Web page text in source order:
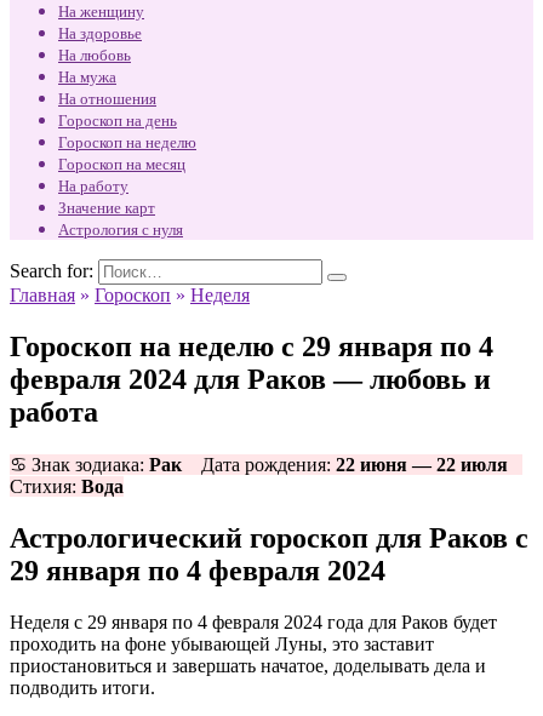
На женщину
На здоровье
На любовь
На мужа
На отношения
Гороскоп на день
Гороскоп на неделю
Гороскоп на месяц
На работу
Значение карт
Астрология с нуля
Search for:
Главная » Гороскоп » Неделя
Гороскоп на неделю с 29 января по 4
февраля 2024 для Раков — любовь и
работа
♋ Знак зодиака: Рак Дата рождения: 22 июня — 22 июля
Стихия: Вода
Астрологический гороскоп для Раков с
29 января по 4 февраля 2024
Неделя с 29 января по 4 февраля 2024 года для Раков будет
проходить на фоне убывающей Луны, это заставит
приостановиться и завершать начатое, доделывать дела и
подводить итоги.